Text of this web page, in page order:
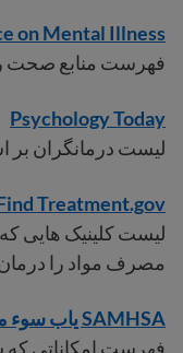
on Mental Illness
فهرست منابع صحت
Psychology Today
لیست درمانگران
Treatment.gov
لیست کلینیک هایی
مصرف مواد را
SAMHSA یاب سوء مصرف مواد
فهرست امکاناتی که